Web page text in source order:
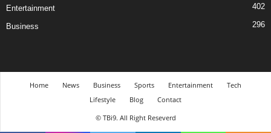
Entertainment 402
Business 296
Home News Business Sports Entertainment
Tech
Lifestyle
Blog
Contact
© TBi9. All Right Reseverd